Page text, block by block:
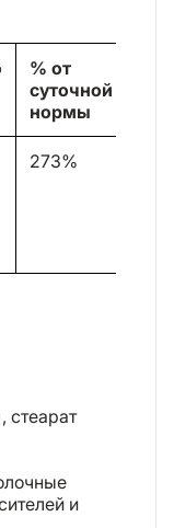
% от
суточной
нормы
273%
стеарат
и